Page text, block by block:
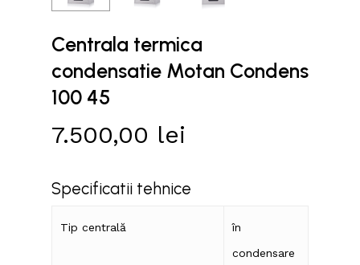
Centrala termica
condensatie Motan Condens
100 45
7.500,00 lei
Specificatii tehnice
Tip centrală
în
condensare